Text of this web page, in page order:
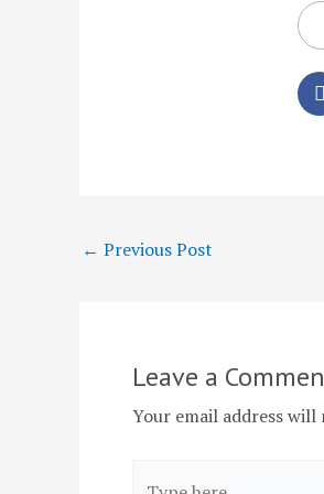
← Previous Post
Leave a
Your email address will